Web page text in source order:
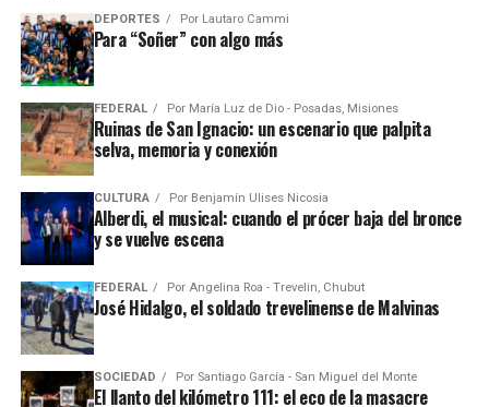
DEPORTES Por Lautaro Cammi
Para “Soñer” con algo más
FEDERAL Por María Luz de Dio - Posadas, Misiones
Ruinas de San Ignacio: un escenario que palpita
selva, memoria y conexión
CULTURA Por Benjamín Ulises Nicosia
Alberdi, el musical: cuando el prócer baja del bronce
y se vuelve escena
FEDERAL Por Angelina Roa - Trevelin, Chubut
José Hidalgo, el soldado trevelinense de Malvinas
SOCIEDAD Por Santiago García - San Miguel del Monte
El llanto del kilómetro 111: el eco de la masacre